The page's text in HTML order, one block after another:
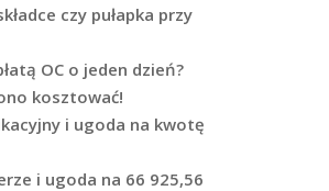
czy pułapka przy
OC o jeden dzień?
kosztować!
i ugoda na kwotę
i ugoda na 66 925,56